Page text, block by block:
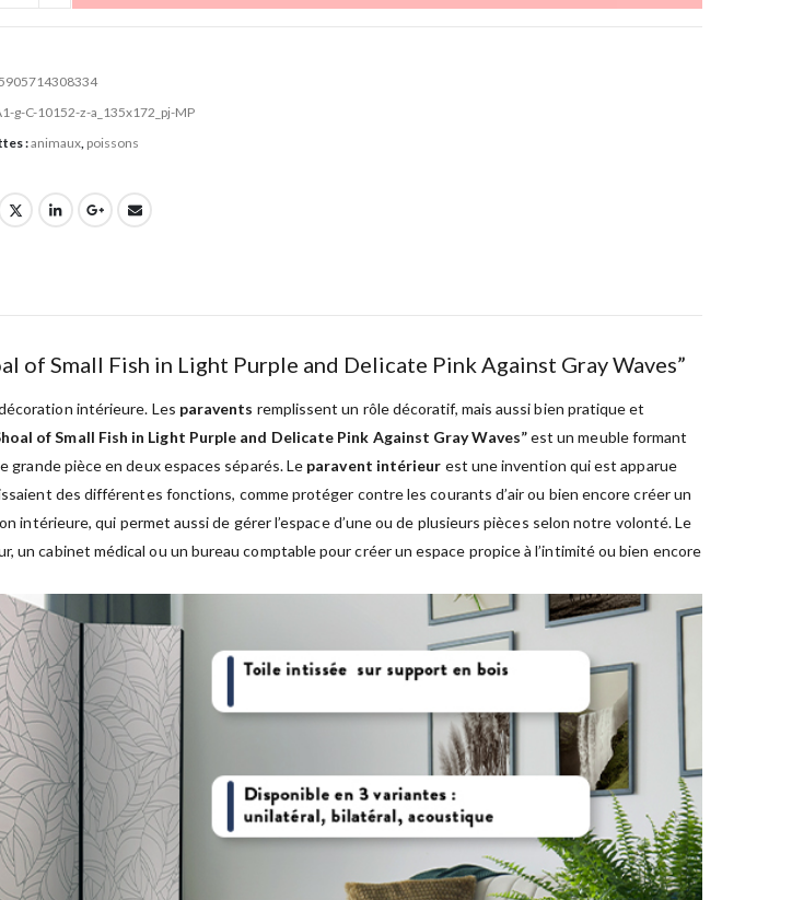
5905714308334
g-C-10152-z-a_135x172_pj-MP
:animaux, poissons
of Small Fish in Light Purple and Delicate Pink Against Gray Waves”
intérieure. Les paravents remplissent un rôle décoratif, mais aussi bien pratique et
of Small Fish in Light Purple and Delicate Pink Against Gray Waves”est un meuble formant
pièce en deux espaces séparés. Le paravent intérieur est une invention qui est apparue
des différentes fonctions, comme protéger contre les courants d’air ou bien encore créer un
intérieure, qui permet aussi de gérer l’espace d’une ou de plusieurs pièces selon notre volonté. Le
un cabinet médical ou un bureau comptable pour créer un espace propice à l’intimité ou bien encore